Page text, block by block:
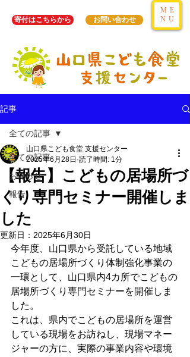
寄付はこちらから お問い合わせ
ME
NU
記事
全ての記事
お知らせ
報告
全ての記事
【報告】こどもの居場所づ
くり専門セミナー開催しま
した
山口県こども食堂 支援センター
2025年6月28日 読了時間: 1分
更新日： 2025年6月30日
今年度、山口県から受託している地域
こどもの居場所づくり体制強化事業の
一環として、山口県内4カ所でこどもの
居場所づくり専門セミナーを開催しま
した。
これは、県内でこどもの居場所を運営
している現場をお訪ねし、現場マネー
ジャーの方に、実際の事業内容や環境